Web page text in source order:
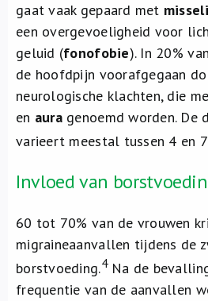
gaat vaak gepaard met
een overgevoeligheid voor
geluid (fonofobie). In 20%
de hoofdpijn voorafgegaan
neurologische klachten, die
en auragenoemd worden. De
varieert meestal tussen 4 en
Invloed van
60 tot 70% van de vrouwen
migraineaanvallen tijdens de
borstvoeding.4Na de
frequentie van de aanvallen